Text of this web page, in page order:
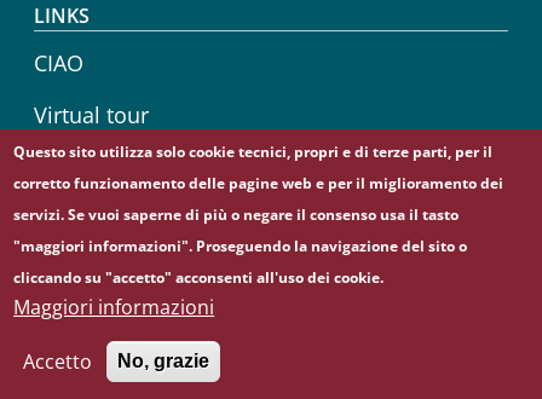
LINKS
CIAO
Virtual tour
Sapienza Store
© Sapienza Università di Roma - Piazzale Aldo Moro 5,
00185 Roma - (+39) 06 49911 - C.F.: 80209930587 - P. Iva:
02133771002
Questo sito utilizza solo cookie tecnici, propri e di terze parti, per il
corretto funzionamento delle pagine web e per il miglioramento dei
servizi. Se vuoi saperne di più o negare il consenso usa il tasto
"maggiori informazioni". Proseguendo la navigazione del sito o
cliccando su "accetto" acconsenti all'uso dei cookie.
Maggiori informazioni
Accetto No, grazie